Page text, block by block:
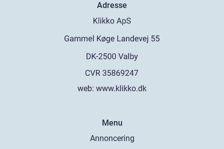
Adresse
web: www.klikko.dk
Menu
Annoncering